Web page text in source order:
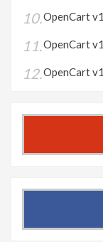
OpenCart
OpenCart
OpenCart